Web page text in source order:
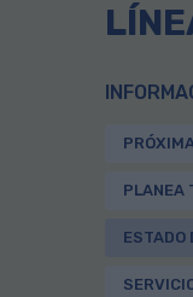
PLANEA
ESTADO